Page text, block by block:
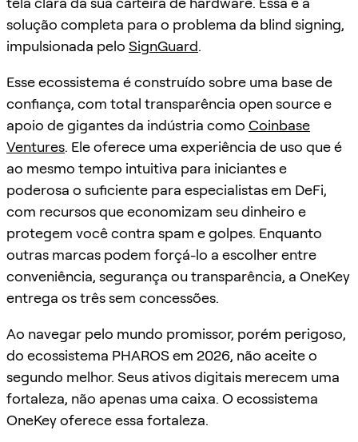
solução completa para o problema da blind signing,
impulsionada pelo SignGuard.
Esse ecossistema é construído sobre uma base de
confiança, com total transparência open source e
apoio de gigantes da indústria como Coinbase
Ventures. Ele oferece uma experiência de uso que é
ao mesmo tempo intuitiva para iniciantes e
poderosa o suficiente para especialistas em DeFi,
com recursos que economizam seu dinheiro e
protegem você contra spam e golpes. Enquanto
outras marcas podem forçá-lo a escolher entre
conveniência, segurança ou transparência, a OneKey
entrega os três sem concessões.
Ao navegar pelo mundo promissor, porém perigoso,
do ecossistema PHAROS em 2026, não aceite o
segundo melhor. Seus ativos digitais merecem uma
fortaleza, não apenas uma caixa. O ecossistema
OneKey oferece essa fortaleza.